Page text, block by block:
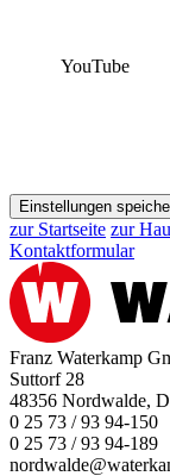
YouTube
Einstellungen
zur Startseite zur
Kontaktformular
Franz Waterkamp
Suttorf 28
48356 Nordwalde,
0 25 73 / 93 94-150
0 25 73 / 93 94-189